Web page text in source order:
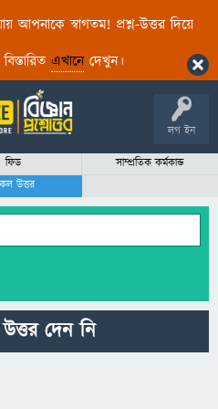
আপনাকে স্বাগতম! প্রশ্ন-উত্তর দিয়ে
এখানেদেখুন।
লগ ইন
ফিড
সাম্প্রতিক কর্মকান্ড
উত্তর
দেন নি